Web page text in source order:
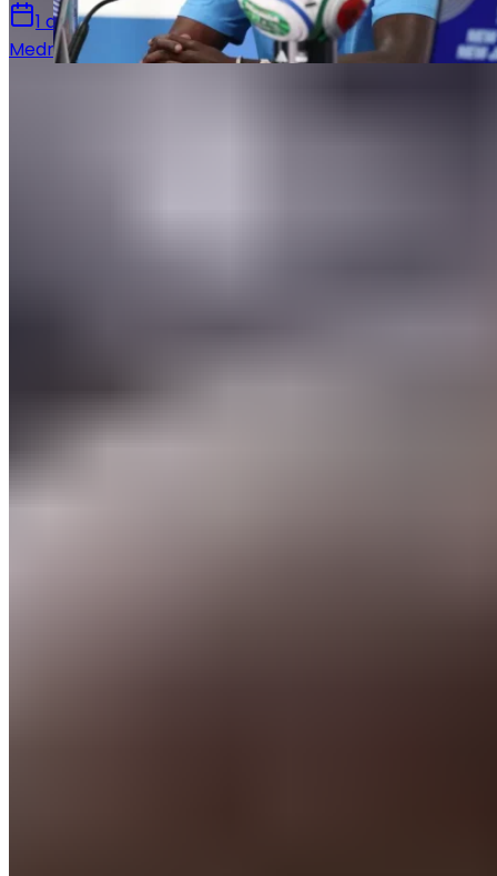
1 août 2026
Medric Bouzermane